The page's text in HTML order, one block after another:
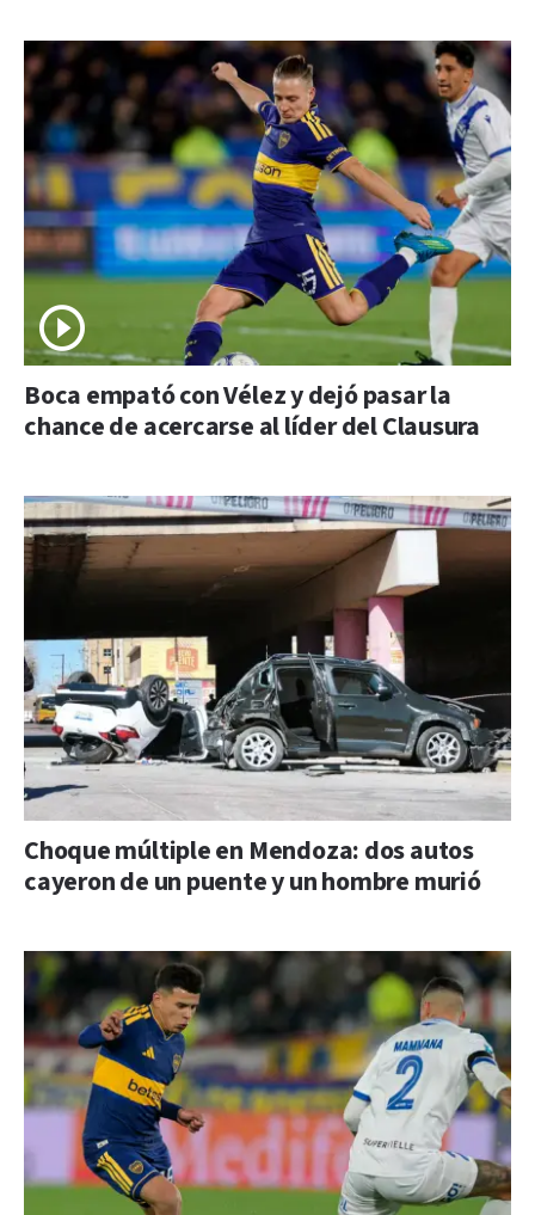
Boca empató con Vélez y dejó pasar la
chance de acercarse al líder del Clausura
Choque múltiple en Mendoza: dos autos
cayeron de un puente y un hombre murió